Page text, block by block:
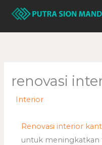
Lewati
konten
renovasi
Interior
Renovasi interior
untuk meningkatkan